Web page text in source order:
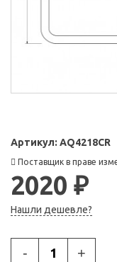
Артикул: AQ4218CR
Поставщик в праве
2020 ₽
Нашли дешевле?
- +